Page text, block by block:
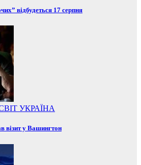
відбудеться 17 серпня
УКРАЇНА
візит у Вашингтон